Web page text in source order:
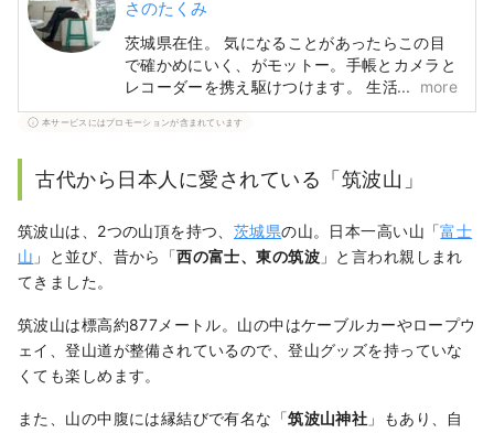
さのたくみ
茨城県在住。 気になることがあったらこの目
で確かめにいく、がモットー。手帳とカメラと
レコーダーを携え駆けつけます。 生活に使え
る伝統工芸品や、地酒、和菓子など、気軽に伝
統や文化に触れられるものが好きです。
more
本サービスにはプロモーションが含まれています
古代から日本人に愛されている「筑波山」
筑波山は、2つの山頂を持つ、 茨城県の山。日本一高い山「富士
山 」と並び、昔から「西の富士、東の筑波」と言われ親しまれ
てきました。
筑波山は標高約877メートル。山の中はケーブルカーやロープウ
ェイ、登山道が整備されているので、登山グッズを持っていな
くても楽しめます。
また、山の中腹には縁結びで有名な「筑波山神社 」もあり、自